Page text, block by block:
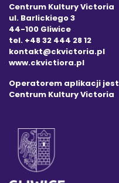
Centrum Kultury Victoria
ul. Barlickiego 3
44-100 Gliwice
tel. +48 32 444 28 12
kontakt@ckvictoria.pl
www.ckvictiora.pl
Operatorem aplikacji jest
Centrum Kultury Victoria